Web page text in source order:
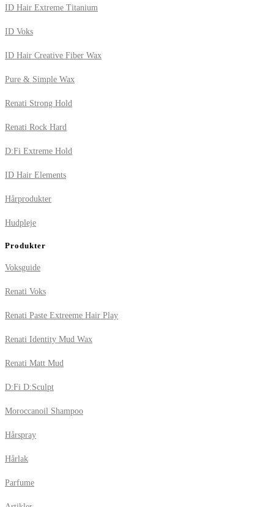
ID Hair Extreme Titanium
ID Voks
ID Hair Creative Fiber Wax
Pure & Simple Wax
Renati Strong Hold
Renati Rock Hard
D:Fi Extreme Hold
ID Hair Elements
Hårprodukter
Hudpleje
Produkter
Voksguide
Renati Voks
Renati Paste Extreeme Hair Play
Renati Identity Mud Wax
Renati Matt Mud
D:Fi D:Sculpt
Moroccanoil Shampoo
Hårspray
Hårlak
Parfume